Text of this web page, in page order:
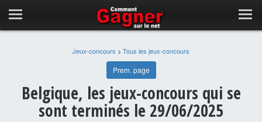
Jeux-concours > Tous les jeux-concours
Prem. page
Belgique, les jeux-concours qui se
sont terminés le 29/06/2025